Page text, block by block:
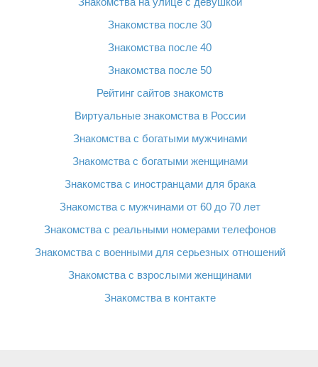
Знакомства после 30
Знакомства после 40
Знакомства после 50
Рейтинг сайтов знакомств
Виртуальные знакомства в России
Знакомства с богатыми мужчинами
Знакомства с богатыми женщинами
Знакомства с иностранцами для брака
Знакомства с мужчинами от 60 до 70 лет
Знакомства с реальными номерами телефонов
Знакомства с военными для серьезных отношений
Знакомства с взрослыми женщинами
Знакомства в контакте